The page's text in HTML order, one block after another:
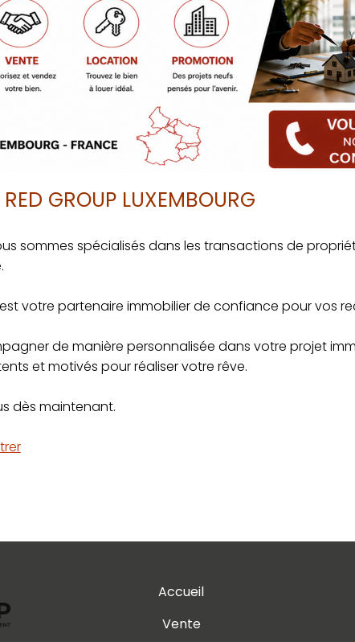
GROUP LUXEMBOURG
sommes spécialisés dans les transactions de
est votre partenaire immobilier de confiance pour
de manière personnalisée dans votre projet
et motivés pour réaliser votre rêve.
dès maintenant.
Accueil
Vente